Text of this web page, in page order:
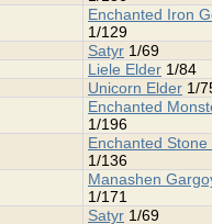
Enchanted Iron
1/129
Satyr 1/69
Liele Elder 1/84
Unicorn Elder 1/
Enchanted
1/196
Enchanted Stone
1/136
Manashen
1/171
Satyr 1/69